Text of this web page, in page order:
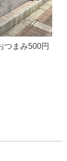
つまみ500円